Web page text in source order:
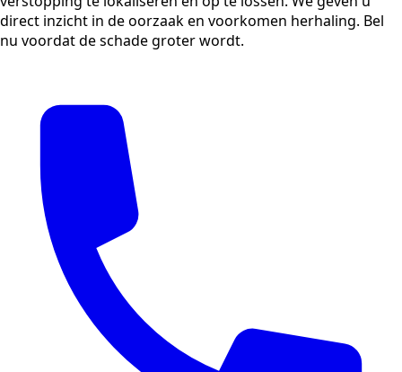
direct inzicht in de oorzaak en voorkomen herhaling. Bel
nu voordat de schade groter wordt.